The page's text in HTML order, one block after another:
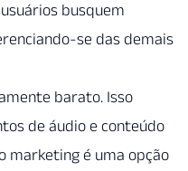
busquem
se das demais
barato. Isso
de áudio e conteúdo
marketing é uma opção